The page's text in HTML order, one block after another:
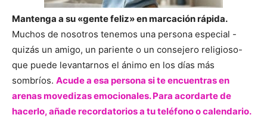
Mantenga a su «gente feliz» en marcación rápida.
Muchos de nosotros tenemos una persona especial -
quizás un amigo, un pariente o un consejero religioso-
que puede levantarnos el ánimo en los días más
sombríos. Acude a esa persona si te encuentras en
arenas movedizas emocionales. Para acordarte de
hacerlo, añade recordatorios a tu teléfono o calendario.